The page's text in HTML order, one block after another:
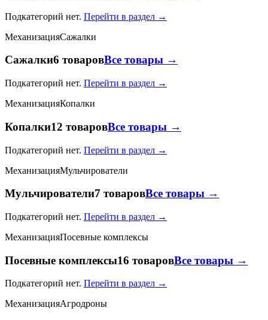
Подкатегорий нет. Перейти в раздел →
МеханизацияСажалки
Сажалки6 товаровВсе товары →
Подкатегорий нет. Перейти в раздел →
МеханизацияКопалки
Копалки12 товаровВсе товары →
Подкатегорий нет. Перейти в раздел →
МеханизацияМульчирователи
Мульчирователи7 товаровВсе товары →
Подкатегорий нет. Перейти в раздел →
МеханизацияПосевные комплексы
Посевные комплексы16 товаровВсе товары →
Подкатегорий нет. Перейти в раздел →
МеханизацияАгродроны